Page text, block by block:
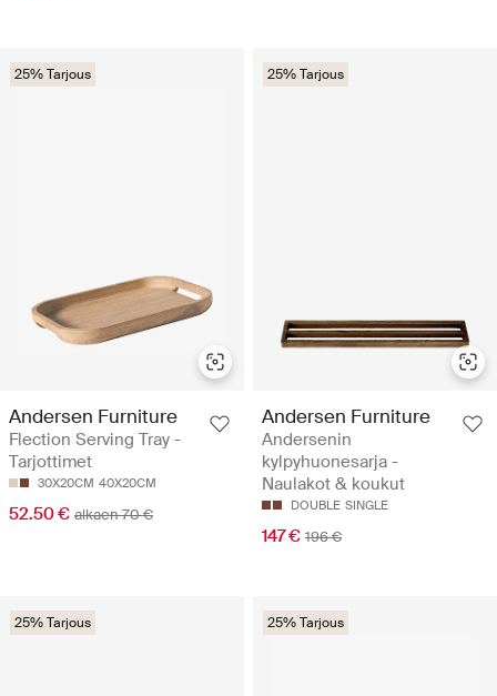
25% Tarjous
Andersen Furniture
Flection Serving Tray -
Tarjottimet
30X20CM 40X20CM
52.50 € alkaen 70 €
25% Tarjous
Andersen Furniture
Andersenin
kylpyhuonesarja -
Naulakot & koukut
DOUBLE SINGLE
147 € 196 €
25% Tarjous 25% Tarjous